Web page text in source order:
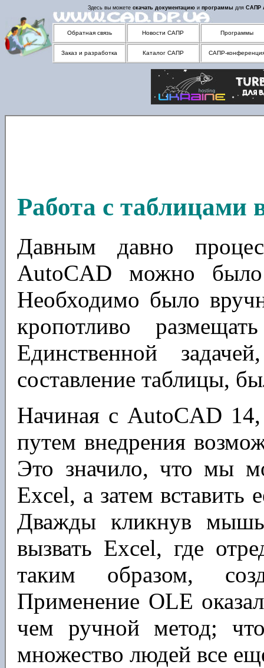
Здесь вы можете скачать документацию и программы для САПР
Обратная связь Новости САПР Программы
Заказ и разработка Каталог САПР САПР-
Работа с таблицами
Давным давно
AutoCAD можно было
Необходимо было
кропотливо
Единственной
составление таблицы,
Начиная с AutoCAD 14,
путем внедрения
Это значило, что мы
Excel, а затем
Дважды кликнув
вызвать Excel, где
таким образом,
Применение OLE
чем ручной метод;
множество людей все